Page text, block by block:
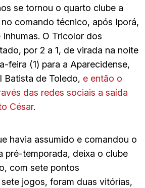
se tornou o quarto clube a
comando técnico, após Iporá,
O Tricolor dos
por 2 a 1, de virada na noite
feira (1) para a Aparecidense,
Batista de Toledo, e então o
das redes sociais a saída
César.
havia assumido e comandou o
pré-temporada, deixa o clube
com sete pontos
jogos, foram duas vitórias,